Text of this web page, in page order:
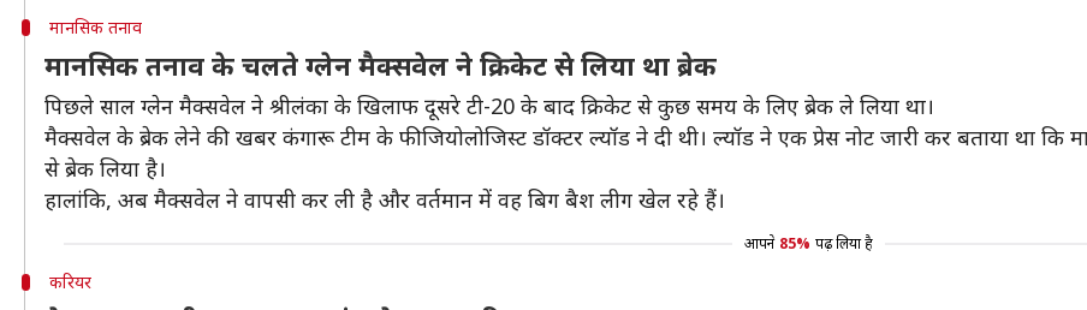
मानसिक तनाव
मानसिक तनाव के चलते ग्लेन मैक्सवेल ने क्रिकेट से लिया था ब्रेक
पिछले साल ग्लेन मैक्सवेल ने श्रीलंका के खिलाफ दूसरे टी-20 के बाद क्रिकेट से कुछ समय के लिए ब्रेक ले लिया था।
मैक्सवेल के ब्रेक लेने की खबर कंगारू टीम के फीजियोलोजिस्ट डॉक्टर ल्यॉड ने दी थी। ल्यॉड ने एक प्रेस नोट जारी कर बताया था
से ब्रेक लिया है।
हालांकि, अब मैक्सवेल ने वापसी कर ली है और वर्तमान में वह बिग बैश लीग खेल रहे हैं।
आपने 85% पढ़ लिया है
करियर